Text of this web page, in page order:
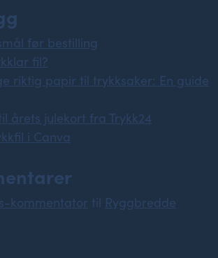
før bestilling
fil?
riktig papir til trykksaker: En guide
årets julekort fra Trykk24
i Canva
kommentator til Ryggbredde